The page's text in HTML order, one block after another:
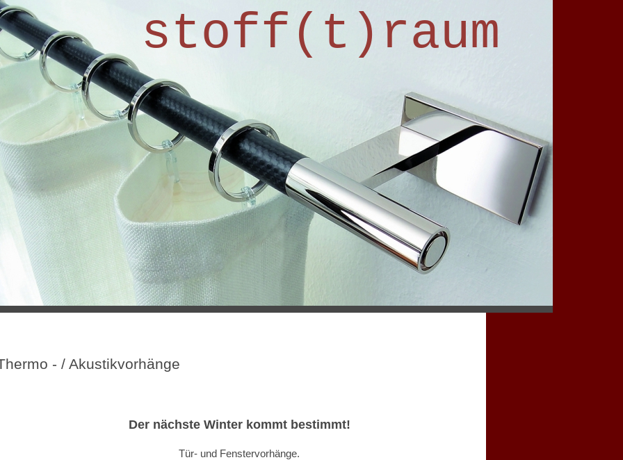
stoff(t)raum
- / Akustikvorhänge
Der nächste Winter kommt bestimmt!
Tür- und Fenstervorhänge.